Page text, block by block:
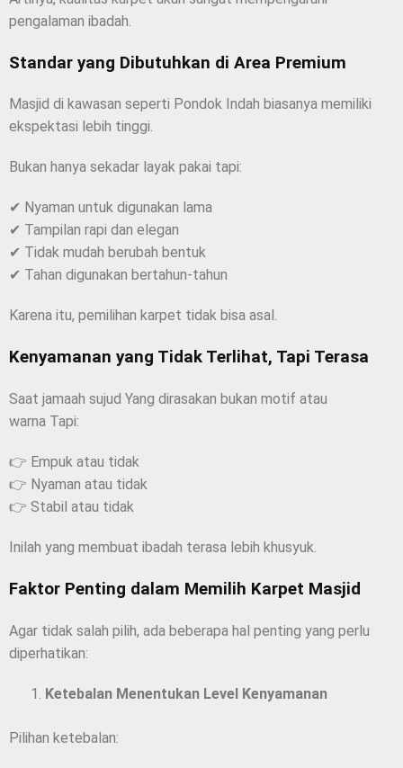
pengalaman ibadah.
Standar yang Dibutuhkan di Area Premium
Masjid di kawasan seperti Pondok Indah biasanya memiliki
ekspektasi lebih tinggi.
Bukan hanya sekadar layak pakai tapi:
✔ Nyaman untuk digunakan lama
✔ Tampilan rapi dan elegan
✔ Tidak mudah berubah bentuk
✔ Tahan digunakan bertahun-tahun
Karena itu, pemilihan karpet tidak bisa asal.
Kenyamanan yang Tidak Terlihat, Tapi Terasa
Saat jamaah sujud Yang dirasakan bukan motif atau
warna Tapi:
👉 Empuk atau tidak
👉 Nyaman atau tidak
👉 Stabil atau tidak
Inilah yang membuat ibadah terasa lebih khusyuk.
Faktor Penting dalam Memilih Karpet Masjid
Agar tidak salah pilih, ada beberapa hal penting yang perlu
diperhatikan:
Ketebalan Menentukan Level Kenyamanan
Pilihan ketebalan: